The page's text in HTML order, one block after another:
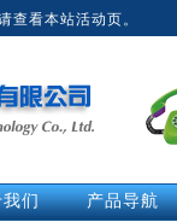
看本站活动页。
们 产品导航